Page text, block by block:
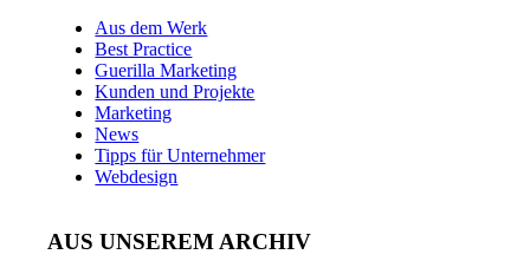
Aus dem Werk
Best Practice
Guerilla Marketing
Kunden und Projekte
Marketing
News
Tipps für Unternehmer
Webdesign
AUS UNSEREM ARCHIV